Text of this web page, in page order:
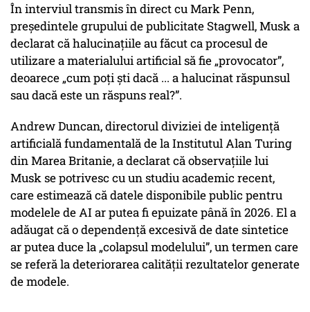
În interviul transmis în direct cu Mark Penn,
președintele grupului de publicitate Stagwell, Musk a
declarat că halucinațiile au făcut ca procesul de
utilizare a materialului artificial să fie „provocator”,
deoarece „cum poți ști dacă ... a halucinat răspunsul
sau dacă este un răspuns real?”.
Andrew Duncan, directorul diviziei de inteligență
artificială fundamentală de la Institutul Alan Turing
din Marea Britanie, a declarat că observațiile lui
Musk se potrivesc cu un studiu academic recent,
care estimează că datele disponibile public pentru
modelele de AI ar putea fi epuizate până în 2026. El a
adăugat că o dependență excesivă de date sintetice
ar putea duce la „colapsul modelului”, un termen care
se referă la deteriorarea calității rezultatelor generate
de modele.